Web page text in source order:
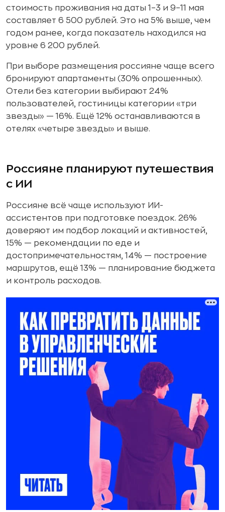
стоимость проживания на даты 1–3 и 9–11 мая
составляет 6 500 рублей. Это на 5% выше, чем
годом ранее, когда показатель находился на
уровне 6 200 рублей.
При выборе размещения россияне чаще всего
бронируют апартаменты (30% опрошенных).
Отели без категории выбирают 24%
пользователей, гостиницы категории «три
звезды» — 16%. Ещё 12% останавливаются в
отелях «четыре звезды» и выше.
Россияне планируют путешествия
с ИИ
Россияне всё чаще используют ИИ-
ассистентов при подготовке поездок. 26%
доверяют им подбор локаций и активностей,
15% — рекомендации по еде и
достопримечательностям, 14% — построение
маршрутов, ещё 13% — планирование бюджета
и контроль расходов.